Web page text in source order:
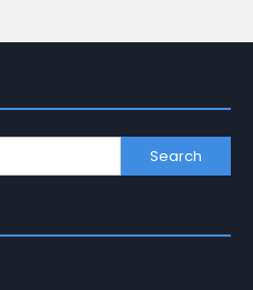
Search